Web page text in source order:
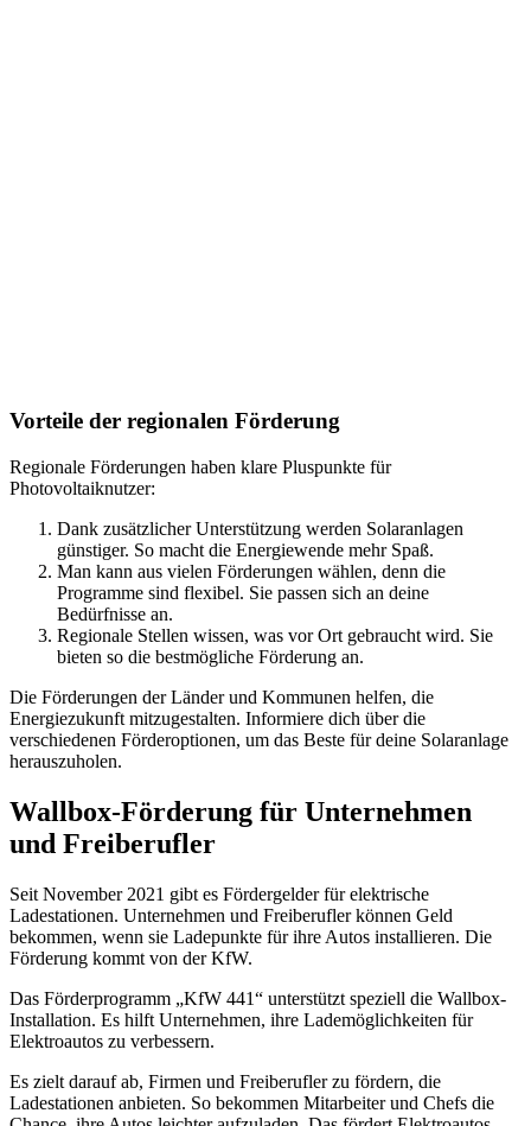
Vorteile der regionalen Förderung
Regionale Förderungen haben klare Pluspunkte für
Photovoltaiknutzer:
Dank zusätzlicher Unterstützung werden Solaranlagen
günstiger. So macht die Energiewende mehr Spaß.
Man kann aus vielen Förderungen wählen, denn die
Programme sind flexibel. Sie passen sich an deine
Bedürfnisse an.
Regionale Stellen wissen, was vor Ort gebraucht wird. Sie
bieten so die bestmögliche Förderung an.
Die Förderungen der Länder und Kommunen helfen, die
Energiezukunft mitzugestalten. Informiere dich über die
verschiedenen Förderoptionen, um das Beste für deine Solaranlage
herauszuholen.
Wallbox-Förderung für Unternehmen
und Freiberufler
Seit November 2021 gibt es Fördergelder für elektrische
Ladestationen. Unternehmen und Freiberufler können Geld
bekommen, wenn sie Ladepunkte für ihre Autos installieren. Die
Förderung kommt von der KfW.
Das Förderprogramm „KfW 441“ unterstützt speziell die Wallbox-
Installation. Es hilft Unternehmen, ihre Lademöglichkeiten für
Elektroautos zu verbessern.
Es zielt darauf ab, Firmen und Freiberufler zu fördern, die
Ladestationen anbieten. So bekommen Mitarbeiter und Chefs die